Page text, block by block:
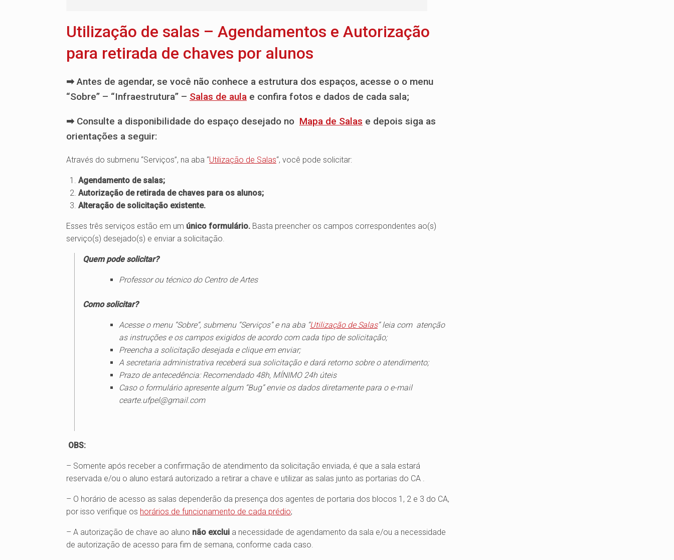
Utilização de salas – Agendamentos e Autorização
para retirada de chaves por alunos
➡Antes de agendar, se você não conhece a estrutura dos espaços, acesse o o menu
“Sobre” – “Infraestrutura” – Salas de aula e confira fotos e dados de cada sala;
➡ Consulte a disponibilidade do espaço desejado no Mapa de Salas e depois siga as
orientações a seguir:
Através do submenu “Serviços”, na aba “Utilização de Salas“, você pode solicitar:
Agendamento de salas;
Autorização de retirada de chaves para os alunos;
Alteração de solicitação existente.
Esses três serviços estão em um único formulário. Basta preencher os campos correspondentes ao(s)
serviço(s) desejado(s) e enviar a solicitação.
Quem pode solicitar?
Professor ou técnico do Centro de Artes
Como solicitar?
Acesse o menu “Sobre“, submenu “Serviços” e na aba “Utilização de Salas” leia com atenção
as instruções e os campos exigidos de acordo com cada tipo de solicitação;
Preencha a solicitação desejada e clique em enviar;
A secretaria administrativa receberá sua solicitação e dará retorno sobre o atendimento;
Prazo de antecedência: Recomendado 48h, MÍNIMO 24h úteis
Caso o formulário apresente algum “Bug”envie os dados diretamente para o e-mail
cearte.ufpel@gmail.com
OBS:
– Somente após receber a confirmação de atendimento da solicitação enviada, é que a sala estará
reservada e/ou o aluno estará autorizado a retirar a chave e utilizar as salas junto as portarias do CA .
– O horário de acesso as salas dependerão da presença dos agentes de portaria dos blocos 1, 2 e 3 do CA,
por isso verifique os horários de funcionamento de cada prédio;
– A autorização de chave ao aluno não exclui a necessidade de agendamento da sala e/ou a necessidade
de autorização de acesso para fim de semana, conforme cada caso.